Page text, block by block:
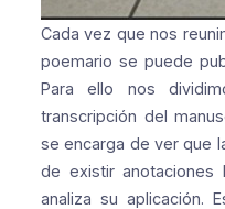
Cada vez que nos
poemario se puede
Para ello nos
transcripción del
se encarga de ver que
de existir anotaciones
analiza su aplicación.